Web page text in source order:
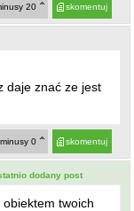
skomentuj
20
daje znać ze jest
skomentuj
minusy 0
dodany post
obiektem twoich